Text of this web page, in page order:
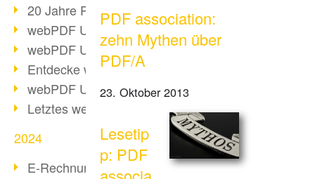
20 Jahre PDF/A
webPDF Update 10.0.3
webPDF Update 10.0.2
Entdecke webPDF 10
webPDF Update 9.0.0.3655
Letztes webPDF 8 Update
2024
E-Rechnungsstellung ab 2025
PDF association:
zehn Mythen über
PDF/A
23. Oktober 2013
Lesetip
p: PDF